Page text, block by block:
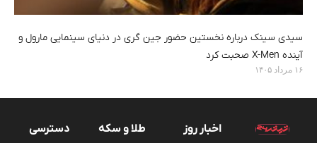
سیدی سینک درباره نخستین حضور جین گری در دنیای سینمایی مارول و
آینده X-Men صحبت کرد
۱۶ مرداد ۱۴۰۵
اخبار روز طلا و سکه
دسترسی